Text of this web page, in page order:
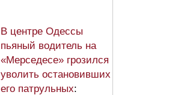
В центре Одессы
пьяный водитель на
«Мерседесе» грозился
уволить остановивших
его патрульных: